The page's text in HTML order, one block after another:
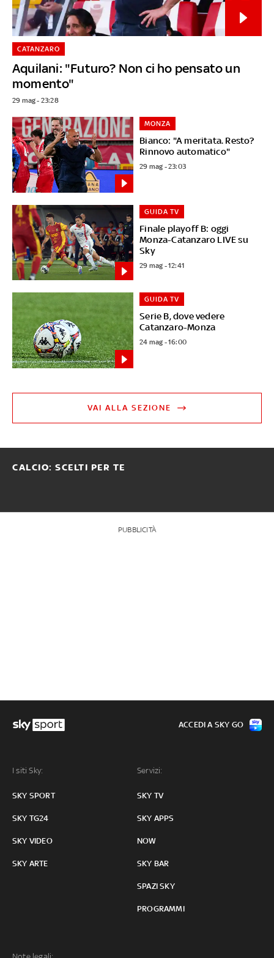
Aquilani: "Futuro? Non ci ho pensato un
momento"
CATANZARO
29 mag - 23:28
Bianco: "A meritata. Resto?
Rinnovo automatico"
MONZA
29 mag - 23:03
Finale playoff B: oggi
Monza-Catanzaro LIVE su
Sky
GUIDA TV
29 mag - 12:41
Serie B, dove vedere
Catanzaro-Monza
GUIDA TV
24 mag - 16:00
VAI ALLA SEZIONE
CALCIO: SCELTI PER TE
PUBBLICITÀ
I siti Sky:
SKY SPORT
SKY TG24
SKY VIDEO
SKY ARTE
Servizi:
SKY TV
SKY APPS
NOW
SKY BAR
SPAZI SKY
PROGRAMMI
ACCEDI A SKY GO